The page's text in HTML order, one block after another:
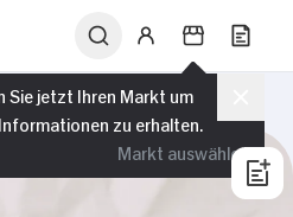
Sie jetzt Ihren Markt um
zu erhalten.
Markt auswählen